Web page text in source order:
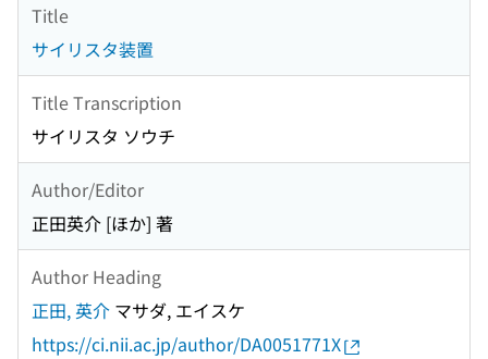
Title
サイリスタ装置
Title Transcription
サイリスタ ソウチ
Author/Editor
正田英介 [ほか] 著
Author Heading
正田, 英介 マサダ, エイスケ
https://ci.nii.ac.jp/author/DA0051771X